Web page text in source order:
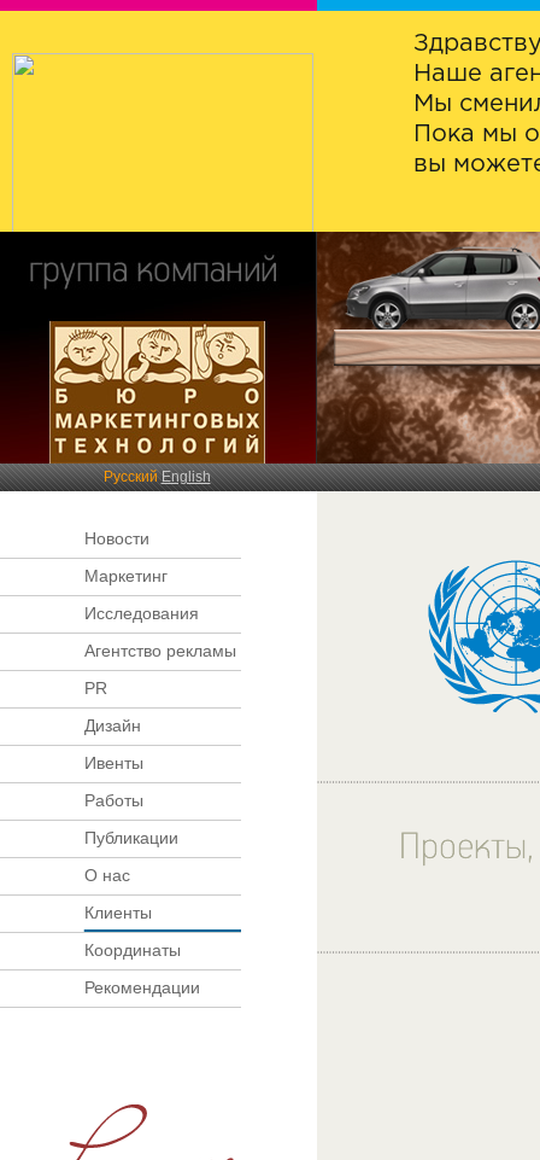
Наше
Мы
Пока мы
вы
РусскийEnglish
Новости
Маркетинг
Исследования
Агентство рекламы
PR
Дизайн
Ивенты
Работы
Публикации
О нас
Клиенты
Координаты
Рекомендации